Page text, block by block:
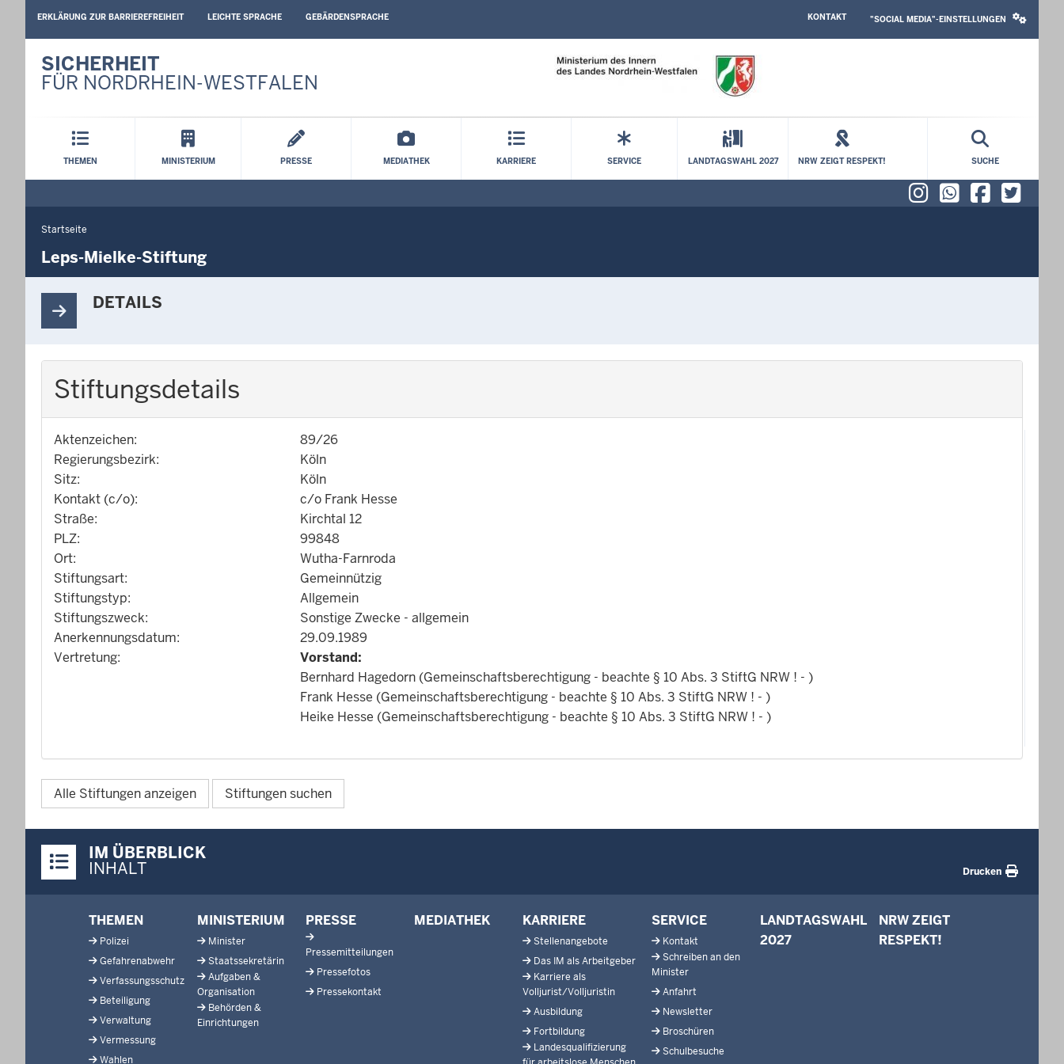
SPRACHEN
ERKLÄRUNG ZUR BARRIEREFREIHEIT LEICHTE SPRACHE GEBÄRDENSPRACHE
TOPKONTAKT
MEDIA
"SOCIAL MEDIA"-EINSTELLUNGEN
SICHERHEIT
FÜR NORDRHEIN-WESTFALEN
Hauptmenü
THEMEN MINISTERIUM PRESSE MEDIATHEK KARRIERE SERVICE LANDTAGSWAHL 2027 NRW ZEIGT RESPEKT! SUCHE
InstagramX
Sie
befinden
hier
Startseite
Leps-Mielke-Stiftung
DETAILS
Stiftungsdetails
Aktenzeichen:
89/26
Regierungsbezirk:
Köln
Sitz:
Köln
Kontakt (c/o):
c/o Frank Hesse
Straße:
Kirchtal 12
PLZ:
99848
Ort:
Wutha-Farnroda
Stiftungsart:
Gemeinnützig
Stiftungstyp:
Allgemein
Stiftungszweck:
Sonstige Zwecke - allgemein
Anerkennungsdatum:
29.09.1989
Vertretung:
Vorstand:
Bernhard Hagedorn (Gemeinschaftsberechtigung - beachte § 10 Abs. 3 StiftG NRW ! - )
Frank Hesse (Gemeinschaftsberechtigung - beachte § 10 Abs. 3 StiftG NRW ! - )
Heike Hesse (Gemeinschaftsberechtigung - beachte § 10 Abs. 3 StiftG NRW ! - )
Alle Stiftungen anzeigen Stiftungen suchen
Inhalte
IM ÜBERBLICK
INHALT Drucken
THEMEN
Polizei
Gefahrenabwehr
Verfassungsschutz
Beteiligung
Verwaltung
Vermessung
Wahlen
MINISTERIUM
Minister
Staatssekretärin
Aufgaben &
Organisation
Behörden &
Einrichtungen
PRESSE
Pressemitteilungen
Pressefotos
Pressekontakt
MEDIATHEK KARRIERE
Stellenangebote
Das IM als Arbeitgeber
Karriere als
Volljurist/Volljuristin
Ausbildung
Fortbildung
Landesqualifizierung
SERVICE
Kontakt
Schreiben an den
Minister
Anfahrt
Newsletter
Broschüren
Schulbesuche
LANDTAGSWAHL
2027
NRW ZEIGT
RESPEKT!